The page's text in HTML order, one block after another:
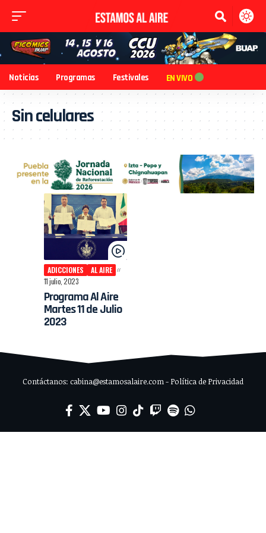
Noticias Programas Festivales EN VIVO
Sin celulares
ADICCIONES
AL AIRE
11 julio, 2023
Programa Al Aire
Martes 11 de Julio
2023
Contáctanos: cabina@estamosalaire.com - Política de Privacidad